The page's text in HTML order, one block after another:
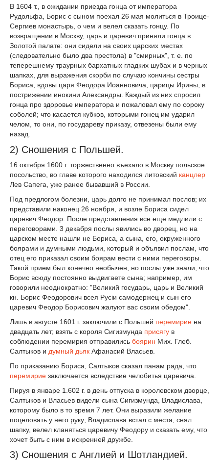
В 1604 т., в ожидании приезда гонца от императора
Рудольфа, Борис с сыном поехал 26 мая молиться в Троице-
Сергиев монастырь, о чем и велел сказать гонцу. По
возвращении в Москву, царь и царевич приняли гонца в
Золотой палате: они сидели на своих царских местах
(следовательно было два престола) в "смирных", т. е. по
теперешнему траурных бархатных гладких шубах и в черных
шапках, для выражения скорби по случаю кончины сестры
Бориса, вдовы царя Феодора Иоанновича, царицы Ирины, в
пострижении инокини Александры. Каждый из них спросил
гонца про здоровье императора и пожаловал ему по сороку
соболей; что касается кубков, которыми гонец им ударил
челом, то они, по государеву приказу, отвезены были ему
назад.
2) Сношения с Польшей.
16 октября 1600 г. торжественно въехало в Москву польское
посольство, во главе которого находился литовский канцлер
Лев Сапега, уже ранее бывавший в России.
Под предлогом болезни, царь долго не принимал послов; их
представили наконец 26 ноября, и возле Бориса сидел
царевич Феодор. После представления все еще медлили с
переговорами. 3 декабря послы явились во дворец, но на
царском месте нашли не Бориса, а сына, его, окруженного
боярами и думными людьми, который и объявил послам, что
отец его приказал своим боярам вести с ними переговоры.
Такой прием был конечно необычен, но послы уже знали, что
Борис всюду постоянно выдвигаете сына; например, им
говорили неоднократно: "Великий государь, царь и Великий
кн. Борис Феодорович всея Русiи самодержец и сын его
царевич Феодор Борисович жалуют вас своим обедом".
Лишь в августе 1601 г. заключили с Польшей перемирие на
двадцать лет; взять с короля Сигизмунда присягу в
соблюдении перемирия отправились боярин Мих. Глеб.
Салтыков и думный дьяк Афанасий Власьев.
По приказанию Бориса, Салтыков сказал панам рада, что
перемирие заключается вследствие челобитья царевича.
Пируя в январе 1.602 г. в день отпуска в королевском дворце,
Салтыков и Власьев видели сына Сигизмунда, Владислава,
которому было в то время 7 лет. Они выразили желание
поцеловать у него руку; Владислава встал с места, снял
шапку, велел кланяться царевичу Феодору и сказать ему, что
хочет быть с ним в искренней дружбе.
3) Сношения с Англией и Шотландией.